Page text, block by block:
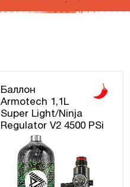
Баллон
Armotech 1,1L
Super Light/Ninja
Regulator V2 4500 PSi